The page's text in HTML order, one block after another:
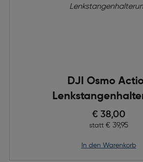
DJI Osmo
Preis nach
€ 38,00
statt € 39,95
in den Warenkorb